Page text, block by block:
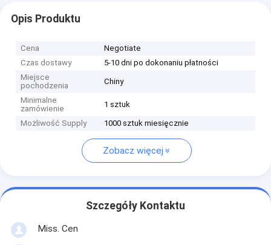
Opis Produktu
Cena
Negotiate
Czas dostawy
5-10 dni po dokonaniu płatności
Miejsce
pochodzenia
Chiny
Minimalne
zamówienie
1 sztuk
Możliwość Supply 1000 sztuk miesięcznie
Zobacz więcej
Szczegóły Kontaktu
Miss. Cen